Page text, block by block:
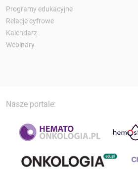
Programy edukacyjne
Relacje cyfrowe
Kalendarz
Webinary
Nasze portale: